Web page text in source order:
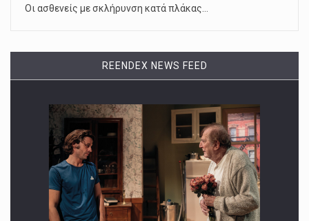
Οι ασθενείς με σκλήρυνση κατά πλάκας…
REENDEX NEWS FEED